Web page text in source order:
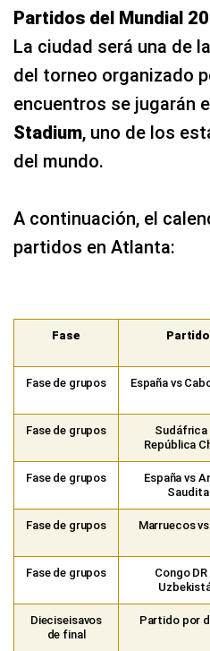
Partidos del Mundial
La ciudad será una de
del torneo organizado
encuentros se jugarán
Stadium, uno de los
del mundo.
A continuación, el
partidos en Atlanta:
Fase Partido
Fase de grupos España vs
Fase de grupos
Sudáfrica
República
Fase de grupos
España vs
Saudita
Fase de grupos Marruecos
Fase de grupos
Congo DR
Dieciseisavos
de final
Partido por